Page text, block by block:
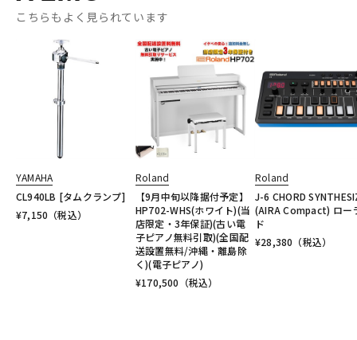
こちらもよく見られています
YAMAHA
CL940LB [タムクランプ]
¥7,150 （税込）
Roland
【9月中旬以降据付予定】
HP702-WHS(ホワイト)(当
店限定・3年保証)(古い電
子ピアノ無料引取)(全国配
送設置無料/沖縄・離島除
く)(電子ピアノ)
¥170,500 （税込）
Roland
J-6 CHORD
(AIRA Compact) ロー
ド
¥28,380 （税込）